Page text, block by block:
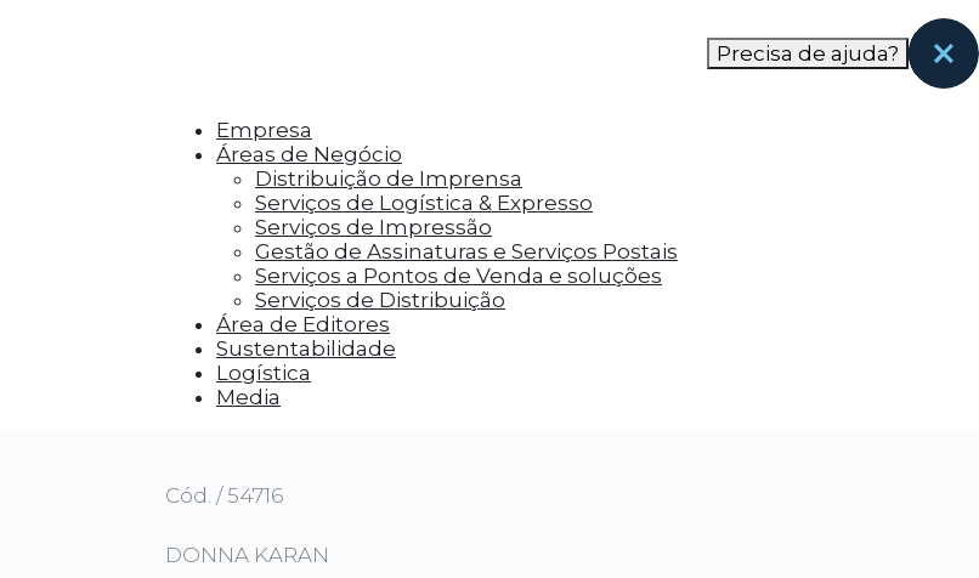
anúncios personalizados com base nas páginas que eles visitaram antes e analisar a
Precisa de ajuda?
Empresa
Áreas de Negócio
Distribuição de Imprensa
Serviços de Logística & Expresso
Serviços de Impressão
Gestão de Assinaturas e Serviços Postais
Serviços a Pontos de Venda e soluções
Serviços de Distribuição
Área de Editores
Sustentabilidade
Logística
Media
Cód. / 54716
DONNA KARAN